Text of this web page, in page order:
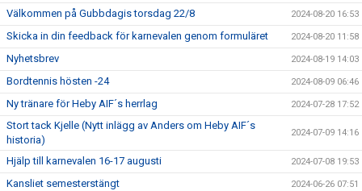
Välkommen på Gubbdagis torsdag 22/8 2024-08-20 16:53
Skicka in din feedback för karnevalen genom formuläret 2024-08-20 11:58
Nyhetsbrev 2024-08-19 14:03
Bordtennis hösten -24 2024-08-09 06:46
Ny tränare för Heby AIF´s herrlag 2024-07-28 17:52
Stort tack Kjelle (Nytt inlägg av Anders om Heby AIF´s
historia)
2024-07-09 14:16
Hjälp till karnevalen 16-17 augusti 2024-07-08 19:53
Kansliet semesterstängt 2024-06-26 07:51